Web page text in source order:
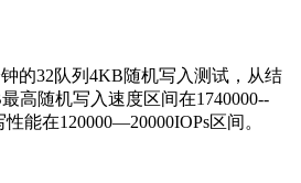
的32队列4KB随机写入测试，从结
高随机写入速度区间在1740000--
能在120000—20000IOPs区间。